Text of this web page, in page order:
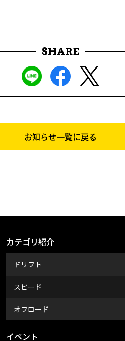
SHARE
お知らせ一覧に戻る
カテゴリ紹介
ドリフト
スピード
オフロード
イベント